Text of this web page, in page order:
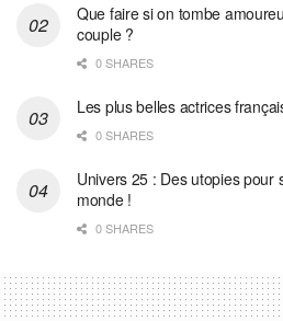
Que faire si on tombe
couple ?
0 SHARES
Les plus belles actrices
0 SHARES
Univers 25 : Des utopies pour
monde !
0 SHARES